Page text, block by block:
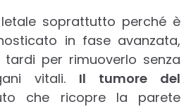
soprattutto perché è
in fase avanzata,
per rimuoverlo senza
vitali. Il tumore del
che ricopre la parete